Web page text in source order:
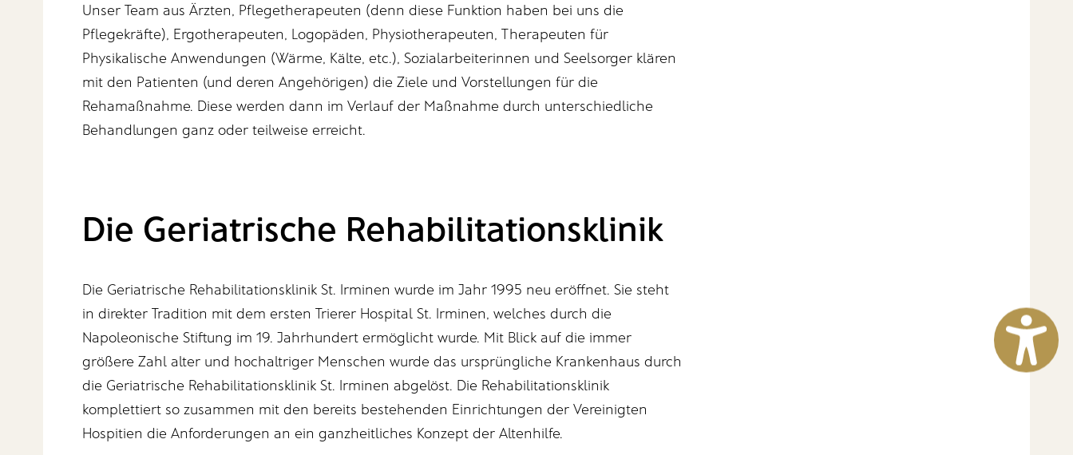
Unser Team aus Ärzten, Pflegetherapeuten (denn diese Funktion haben bei uns die
Pflegekräfte), Ergotherapeuten, Logopäden, Physiotherapeuten, Therapeuten für
Physikalische Anwendungen (Wärme, Kälte, etc.), Sozialarbeiterinnen und Seelsorger klären
mit den Patienten (und deren Angehörigen) die Ziele und Vorstellungen für die
Rehamaßnahme. Diese werden dann im Verlauf der Maßnahme durch unterschiedliche
Behandlungen ganz oder teilweise erreicht.
Die Geriatrische Rehabilitationsklinik
Die Geriatrische Rehabilitationsklinik St. Irminen wurde im Jahr 1995 neu eröffnet. Sie steht
in direkter Tradition mit dem ersten Trierer Hospital St. Irminen, welches durch die
Napoleonische Stiftung im 19. Jahrhundert ermöglicht wurde. Mit Blick auf die immer
größere Zahl alter und hochaltriger Menschen wurde das ursprüngliche Krankenhaus durch
die Geriatrische Rehabilitationsklinik St. Irminen abgelöst. Die Rehabilitationsklinik
komplettiert so zusammen mit den bereits bestehenden Einrichtungen der Vereinigten
Hospitien die Anforderungen an ein ganzheitliches Konzept der Altenhilfe.